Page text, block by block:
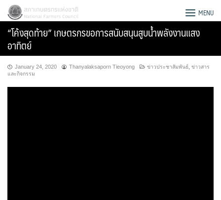
Skip
content
สภาเกษตรกรแห่งชาติ MENU
“โค้งสุดท้าย” เกษตรกรขอการสนับสนุนสูบน้ำพลังงานแสง
อาทิตย์
January 24, 2020 Thanyalaksaporn Tieoyong ข่าวประชาสัมพันธ์ ข่าวสาร
และกิจกรรม